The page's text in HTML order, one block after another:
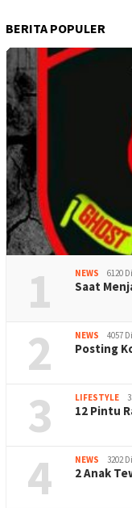
BERITA POPULER
1 NEWS 6120
Saat
2 NEWS 4057
Posting
3 LIFESTYLE
12 Pintu
4 NEWS 3202
2 Anak